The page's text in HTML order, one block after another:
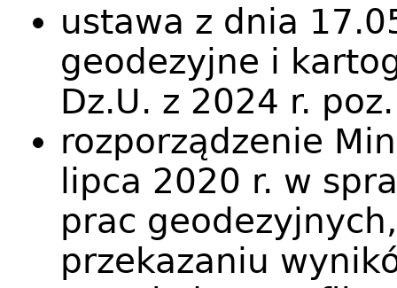
ustawa z dnia
geodezyjne i
Dz.U. z 2024 r.
rozporządzenie
lipca 2020 r. w
prac
przekazaniu